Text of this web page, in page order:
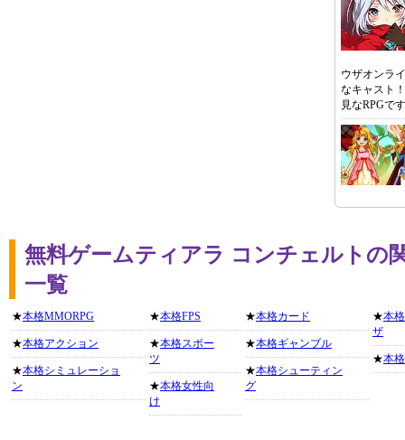
ウザオンラ
なキャスト
見なRPGです
無料ゲームティアラ コンチェルトの
一覧
★本格MMORPG
★本格アクション
★本格シミュレーショ
ン
★本格FPS
★本格スポー
ツ
★本格女性向
け
★本格カード
★本格ギャンブル
★本格シューティン
グ
★本
ザ
★本